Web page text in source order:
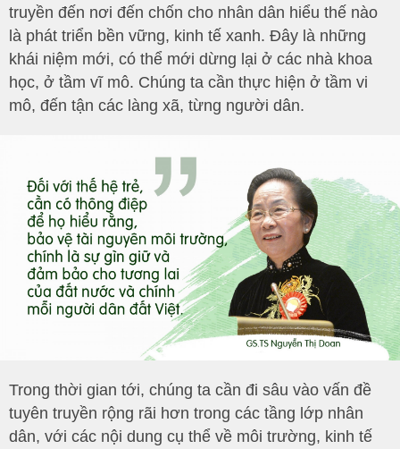
truyền đến nơi đến chốn cho nhân dân hiểu thế nào
là phát triển bền vững, kinh tế xanh. Đây là những
khái niệm mới, có thể mới dừng lại ở các nhà khoa
học, ở tầm vĩ mô. Chúng ta cần thực hiện ở tầm vi
mô, đến tận các làng xã, từng người dân.
Trong thời gian tới, chúng ta cần đi sâu vào vấn đề
tuyên truyền rộng rãi hơn trong các tầng lớp nhân
dân, với các nội dung cụ thể về môi trường, kinh tế